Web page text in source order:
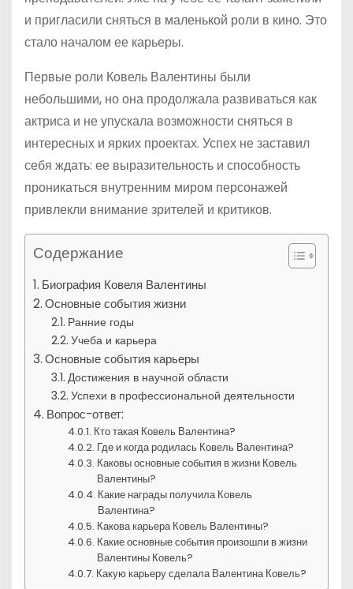
и пригласили сняться в маленькой роли в кино. Это
стало началом ее карьеры.
Первые роли Ковель Валентины были
небольшими, но она продолжала развиваться как
актриса и не упускала возможности сняться в
интересных и ярких проектах. Успех не заставил
себя ждать: ее выразительность и способность
проникаться внутренним миром персонажей
привлекли внимание зрителей и критиков.
Содержание
Биография Ковеля Валентины
Основные события жизни
Ранние годы
Учеба и карьера
Основные события карьеры
Достижения в научной области
Успехи в профессиональной деятельности
Вопрос-ответ:
Кто такая Ковель Валентина?
Где и когда родилась Ковель Валентина?
Каковы основные события в жизни Ковель
Валентины?
Какие награды получила Ковель
Валентина?
Какова карьера Ковель Валентины?
Какие основные события произошли в жизни
Валентины Ковель?
Какую карьеру сделала Валентина Ковель?